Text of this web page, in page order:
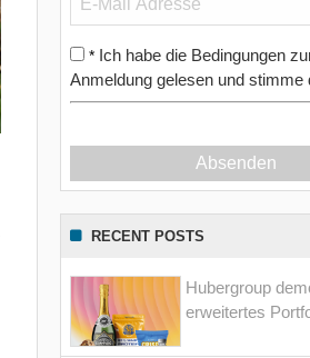
* Ich habe die Bedingungen
Anmeldung gelesen und stimme
Absenden
RECENT POSTS
Hubergroup
erweitertes